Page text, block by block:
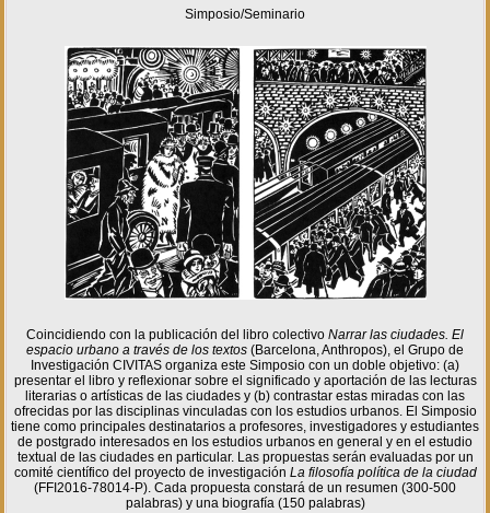
Simposio/Seminario
Coincidiendo con la publicación del libro colectivo Narrar las ciudades. El
espacio urbano a través de los textos (Barcelona, Anthropos), el Grupo de
Investigación CIVITAS organiza este Simposio con un doble objetivo: (a)
presentar el libro y reflexionar sobre el significado y aportación de las lecturas
literarias o artísticas de las ciudades y (b) contrastar estas miradas con las
ofrecidas por las disciplinas vinculadas con los estudios urbanos. El Simposio
tiene como principales destinatarios a profesores, investigadores y estudiantes
de postgrado interesados en los estudios urbanos en general y en el estudio
textual de las ciudades en particular. Las propuestas serán evaluadas por un
comité científico del proyecto de investigación La filosofía política de la ciudad
(FFI2016-78014-P). Cada propuesta constará de un resumen (300-500
palabras) y una biografía (150 palabras)